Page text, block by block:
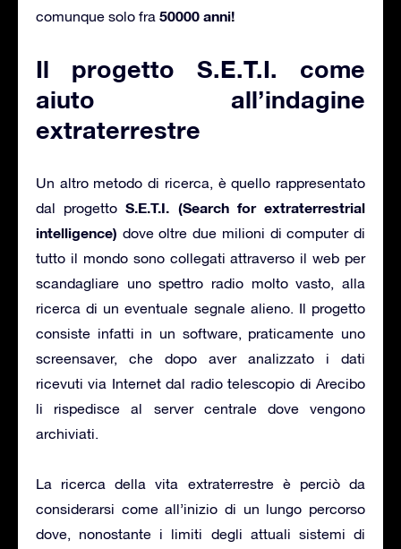
comunque solo fra 50000 anni!
Il progetto S.E.T.I. come
aiuto all’indagine
extraterrestre
Un altro metodo di ricerca, è quello rappresentato
dal progettoS.E.T.I. (Search for extraterrestrial
intelligence) dove oltre due milioni di computer di
tutto il mondo sono collegati attraverso il web per
scandagliare uno spettro radio molto vasto, alla
ricerca di un eventuale segnale alieno. Il progetto
consiste infatti in un software, praticamente uno
screensaver, che dopo aver analizzato i dati
ricevuti via Internet dal radio telescopio di Arecibo
li rispedisce al server centrale dove vengono
archiviati.
La ricerca della vita extraterrestre è perciò da
considerarsi come all’inizio di un lungo percorso
dove, nonostante i limiti degli attuali sistemi di